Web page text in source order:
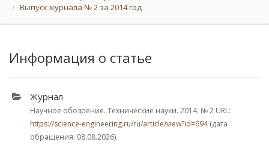
Выпуск журнала № 2 за 2014 год
Информация о статье
Журнал
Научное обозрение. Технические науки. 2014. № 2 URL:
https://science-engineering.ru/ru/article/view?id=694(дата
обращения: 08.08.2026).